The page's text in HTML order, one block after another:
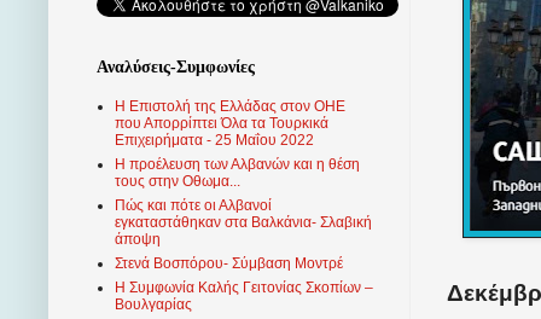
Αναλύσεις-Συμφωνίες
Η Επιστολή της Ελλάδας στον ΟΗΕ
που Απορρίπτει Όλα τα Τουρκικά
Επιχειρήματα - 25 Μαΐου 2022
Η προέλευση των Αλβανών και η θέση
τους στην Οθωμα...
Πώς και πότε οι Αλβανοί
εγκαταστάθηκαν στα Βαλκάνια- Σλαβική
άποψη
Στενά Βοσπόρου- Σύμβαση Μοντρέ
Η Συμφωνία Καλής Γειτονίας Σκοπίων –
Βουλγαρίας